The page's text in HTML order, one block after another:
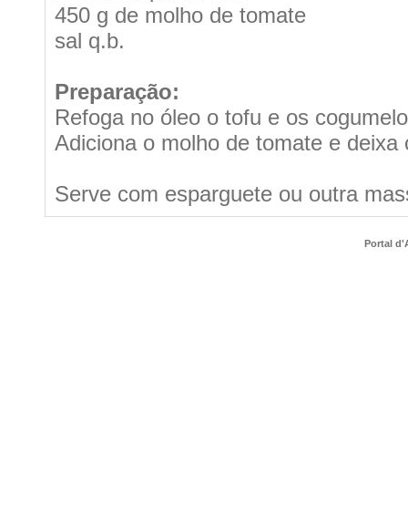
450 g de molho de tomate
sal q.b.
Preparação:
Refoga no óleo o tofu e os
Adiciona o molho de tomate e
Serve com esparguete ou outra
Portal